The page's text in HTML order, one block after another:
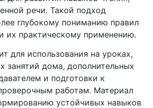
речи. Такой подход
глубокому пониманию правил
их практическому применению.
для использования на уроках,
занятий дома, дополнительных
и подготовки к
работам. Материал
устойчивых навыков